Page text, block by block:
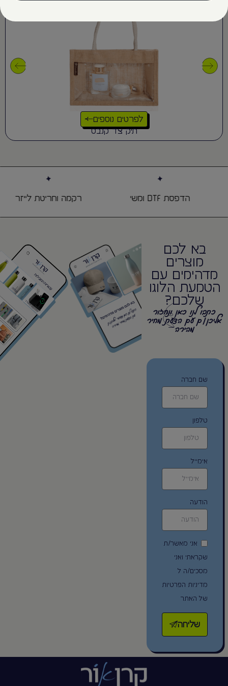
לפרטים נוספים
תיק צד קנבס
הדפסת DTF ומשי רקמה וחריטת לייזר
בא לכם
מוצרים
מדהימים עם
הטמעת הלוגו
שלכם?
כתבו לנו כאן ונחזור
אליכן/ם עם הצעת מחיר
מהירה
שם חברה
טלפון
אימייל
הודעה
אני מאשר/ת
שקראתי ואני
מסכים/ה ל
מדיניות הפרטיות
של האתר
שליחה